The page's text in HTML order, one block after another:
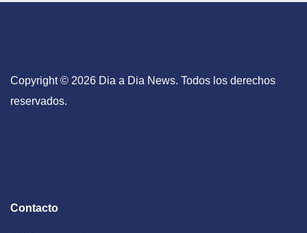
Copyright © 2026 Dia a Dia News. Todos los derechos
reservados.
Contacto